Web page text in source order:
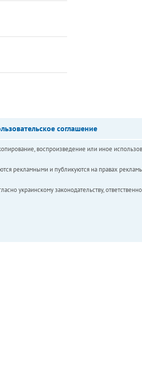
соглашение
воспроизведение или иное
рекламными и публикуются на правах
украинскому законодательству,